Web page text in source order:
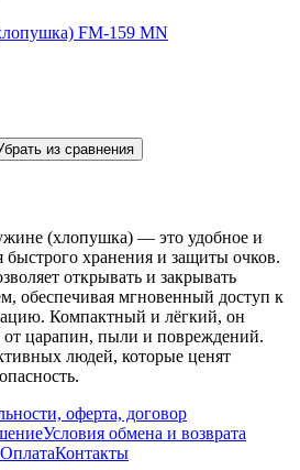
из сравнения
(хлопушка) — это удобное и
быстрого хранения и защиты очков.
открывать и закрывать
обеспечивая мгновенный доступ к
Компактный и лёгкий, он
царапин, пыли и повреждений.
людей, которые ценят
оферта, договор
Условия обмена и возврата
ОплатаКонтакты